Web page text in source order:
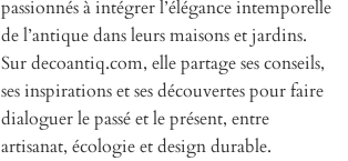
passionnés à intégrer l’élégance intemporelle
de l’antique dans leurs maisons et jardins.
Sur decoantiq.com, elle partage ses conseils,
ses inspirations et ses découvertes pour faire
dialoguer le passé et le présent, entre
artisanat, écologie et design durable.